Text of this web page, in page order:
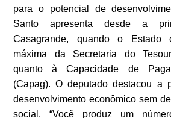
para o potencial de
Santo apresenta desde a
Casagrande, quando o Estado
máxima da Secretaria do
quanto à Capacidade de
(Capag). O deputado destacou a
desenvolvimento econômico sem
social. “Você produz um